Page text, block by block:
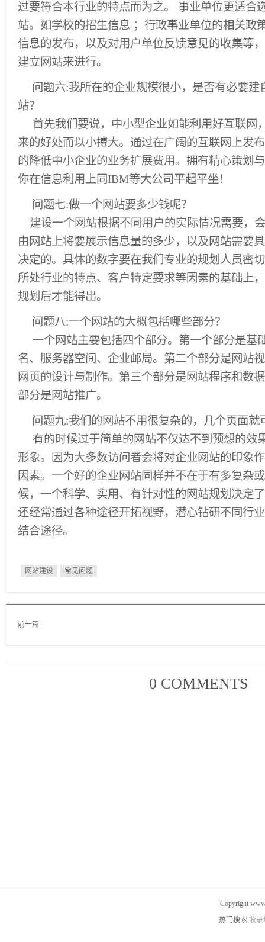
过要符合本行业的特点而为之。 事业单位更适合
站。如学校的招生信息 ；行政事业单位的相关政
信息的发布，以及对用户单位反馈意见的收集等
建立网站来进行。
问题六:我所在的企业规模很小，是否有必要建
站？
首先我们要说，中小型企业如能利用好互联网
来的好处而以小搏大。通过在广阔的互联网上发
的降低中小企业的业务扩展费用。拥有精心策划
你在信息利用上同IBM等大公司平起平坐！
问题七:做一个网站要多少钱呢？
建设一个网站根据不同用户的实际情况需要，
由网站上将要展示信息量的多少，以及网站需要
决定的。具体的数字要在我们专业的规划人员密
所处行业的特点、客户特定要求等因素的基础上
规划后才能得出。
问题八:一个网站的大概包括哪些部分？
一个网站主要包括四个部分。第一个部分是基
名、服务器空间、企业邮局。第二个部分是网站
网页的设计与制作。第三个部分是网站程序和数
部分是网站推广。
问题九:我们的网站不用很复杂的，几个页面就
有的时候过于简单的网站不仅达不到预想的效
形象。因为大多数访问者会将对企业网站的印象
因素。一个好的企业网站同样并不在于有多复杂
候，一个科学、实用、有针对性的网站规划决定
还经常通过各种途径开拓视野，潜心钻研不同行
结合途径。
网站建设 常见问题
前一篇
0 COMMENTS
Copyright
热门搜索 收录